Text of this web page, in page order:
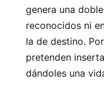
genera una
reconocidos ni
la de destino.
pretenden
dándoles una